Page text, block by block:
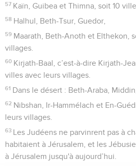
57 Kaïn, Guibea et Thimna, soit 10
58 Halhul, Beth-Tsur, Guedor,
59 Maarath, Beth-Anoth et Elthekon,
villages.
60 Kirjath-Baal, c’est-à-dire Kirjath-
villes avec leurs villages.
61 Dans le désert : Beth-Araba,
62 Nibshan, Ir-Hammélach et En-
leurs villages.
63 Les Judéens ne parvinrent pas à
habitaient à Jérusalem, et les
à Jérusalem jusqu'à aujourd’hui.